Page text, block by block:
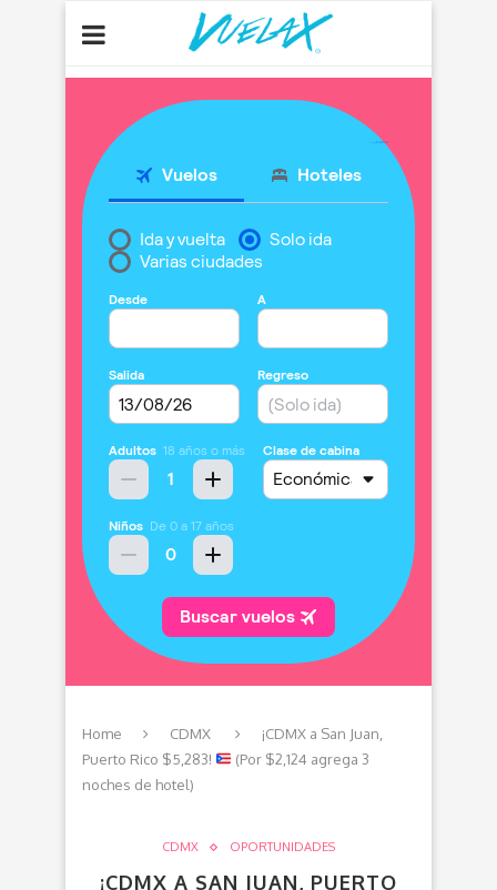
Home CDMX
¡CDMX a San Juan,
Puerto Rico $5,283!
(Por $2,124 agrega 3
noches de hotel)
CDMX OPORTUNIDADES
¡CDMX A SAN JUAN, PUERTO